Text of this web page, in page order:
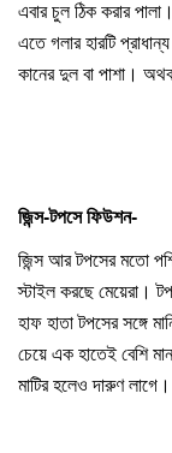
এবার চুল ঠিক করার
এতে গলার হারটি
কানের দুল বা পাশা।
জিন্স-টপসে ফিউশন-
জিন্স আর টপসের মতো
স্টাইল করছে মেয়েরা।
হাফ হাতা টপসের সঙ্গে
চেয়ে এক হাতেই বেশি
মাটির হলেও দারুণ লাগে।